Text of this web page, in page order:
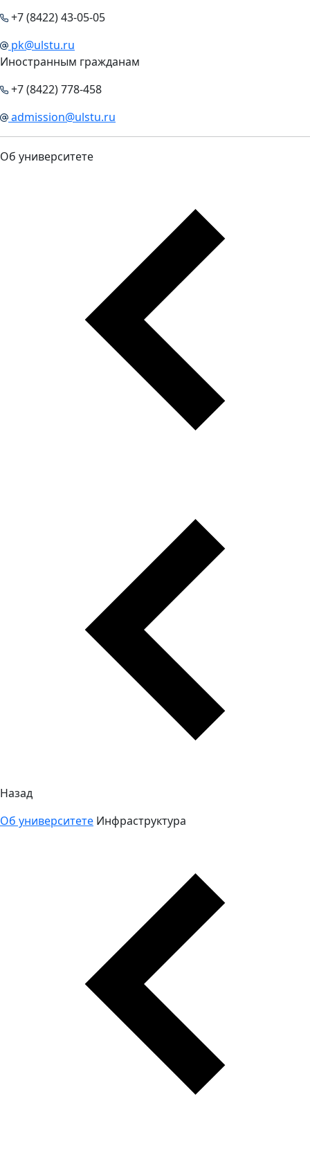
+7 (8422) 43-05-05
pk@ulstu.ru
Иностранным гражданам
+7 (8422) 778-458
admission@ulstu.ru
Об университете
Назад
Об университете Инфраструктура